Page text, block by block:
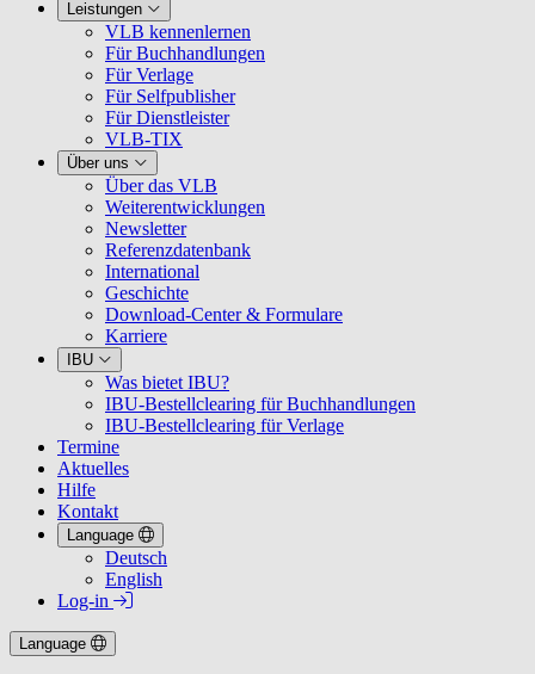
Leistungen
VLB kennenlernen
Für Buchhandlungen
Für Verlage
Für Selfpublisher
Für Dienstleister
VLB-TIX
Über uns
Über das VLB
Weiterentwicklungen
Newsletter
Referenzdatenbank
International
Geschichte
Download-Center & Formulare
Karriere
IBU
Was bietet IBU?
IBU-Bestellclearing für Buchhandlungen
IBU-Bestellclearing für Verlage
Termine
Aktuelles
Hilfe
Kontakt
Language
Deutsch
English
Log-in
Language